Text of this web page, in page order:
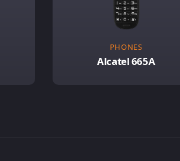
PHONES
Alcatel 665A